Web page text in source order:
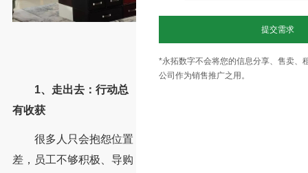
1、走出去：行动总
有收获
很多人只会抱怨位置
差，员工不够积极、导购
提交需求
*永拓数字不会将您的信息分享、售卖、
公司作为销售推广之用。